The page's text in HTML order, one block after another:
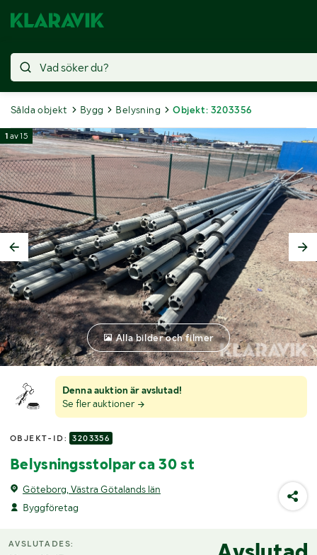
Sålda objekt Bygg Belysning Objekt: 3203356
Denna auktion är avslutad!
Se fler auktioner
OBJEKT-ID: 3203356
Belysningsstolpar ca 30 st
Göteborg, Västra Götalands län
Byggföretag
1 av15
Alla bilder och filmer
AVSLUTADES: